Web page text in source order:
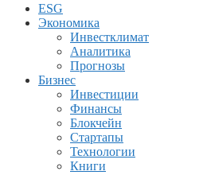
ESG
Экономика
Инвестклимат
Аналитика
Прогнозы
Бизнес
Инвестиции
Финансы
Блокчейн
Стартапы
Технологии
Книги